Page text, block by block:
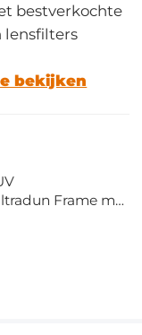
bestverkochte
lensfilters
bekijken
Frame met
Klear Serie